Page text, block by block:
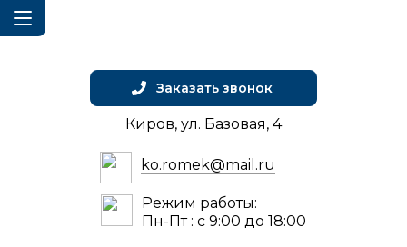
ko.romek@mail.ru
Режим работы:
Пн-Пт : с 9:00 до 18:00
Заказать звонок
Киров, ул. Базовая, 4